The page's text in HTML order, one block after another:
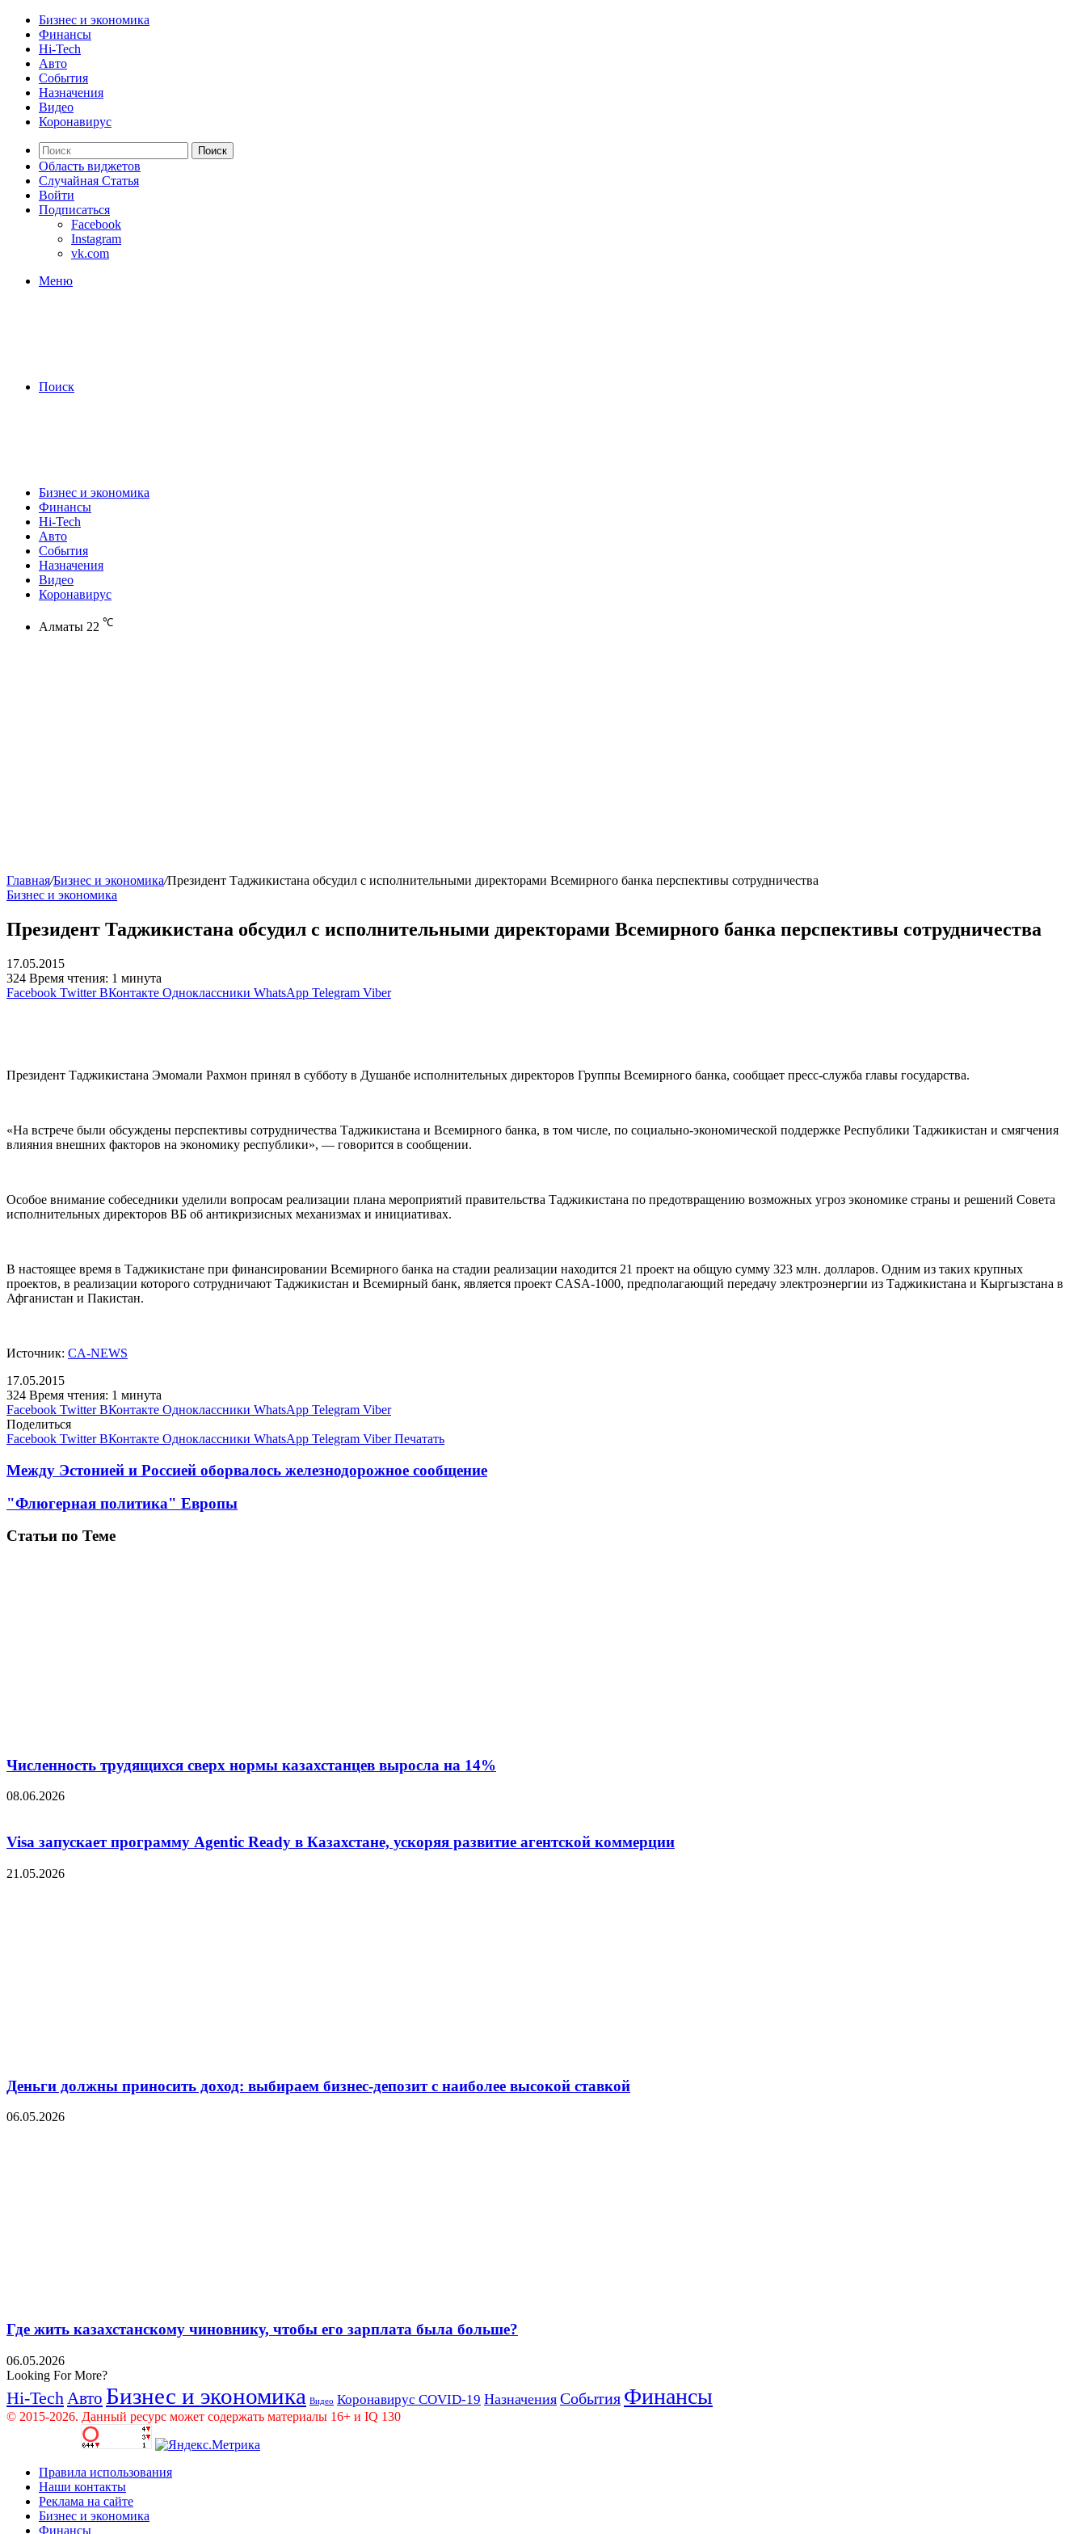
Бизнес и экономика
Финансы
Hi-Tech
Авто
События
Назначения
Видео
Коронавирус
Поиск
Область виджетов
Случайная Статья
Войти
Подписаться
Facebook
Instagram
vk.com
Меню
Поиск
Бизнес и экономика
Финансы
Hi-Tech
Авто
События
Назначения
Видео
Коронавирус
Алматы 22 ℃
Главная/Бизнес и экономика/Президент Таджикистана обсудил с исполнительными директорами Всемирного банка перспективы сотрудничества
Бизнес и экономика
Президент Таджикистана обсудил с исполнительными директорами Всемирного банка перспективы сотрудничества
17.05.2015
324 Время чтения: 1 минута
Facebook Twitter ВКонтакте Одноклассники WhatsApp Telegram Viber
Президент Таджикистана Эмомали Рахмон принял в субботу в Душанбе исполнительных директоров Группы Всемирного банка, сообщает пресс-служба главы государства.
«На встрече были обсуждены перспективы сотрудничества Таджикистана и Всемирного банка, в том числе, по социально-экономической поддержке Республики Таджикистан и смягчения
влияния внешних факторов на экономику республики», — говорится в сообщении.
Особое внимание собеседники уделили вопросам реализации плана мероприятий правительства Таджикистана по предотвращению возможных угроз экономике страны и решений Совета
исполнительных директоров ВБ об антикризисных механизмах и инициативах.
В настоящее время в Таджикистане при финансировании Всемирного банка на стадии реализации находится 21 проект на общую сумму 323 млн. долларов. Одним из таких крупных
проектов, в реализации которого сотрудничают Таджикистан и Всемирный банк, является проект CASA-1000, предполагающий передачу электроэнергии из Таджикистана и Кыргызстана в
Афганистан и Пакистан.
Источник: CA-NEWS
17.05.2015
324 Время чтения: 1 минута
Facebook Twitter ВКонтакте Одноклассники WhatsApp Telegram Viber
Поделиться
Facebook Twitter ВКонтакте Одноклассники WhatsApp Telegram Viber Печатать
Между Эстонией и Россией оборвалось железнодорожное сообщение
"Флюгерная политика" Европы
Статьи по Теме
Численность трудящихся сверх нормы казахстанцев выросла на 14%
08.06.2026
Visa запускает программу Agentic Ready в Казахстане, ускоряя развитие агентской коммерции
21.05.2026
Деньги должны приносить доход: выбираем бизнес-депозит с наиболее высокой ставкой
06.05.2026
Где жить казахстанскому чиновнику, чтобы его зарплата была больше?
06.05.2026
Looking For More?
Hi-Tech Авто Бизнес и экономика Видео Коронавирус COVID-19 Назначения События Финансы
© 2015-2026. Данный ресурс может содержать материалы 16+ и IQ 130
Правила использования
Наши контакты
Реклама на сайте
Бизнес и экономика
Финансы